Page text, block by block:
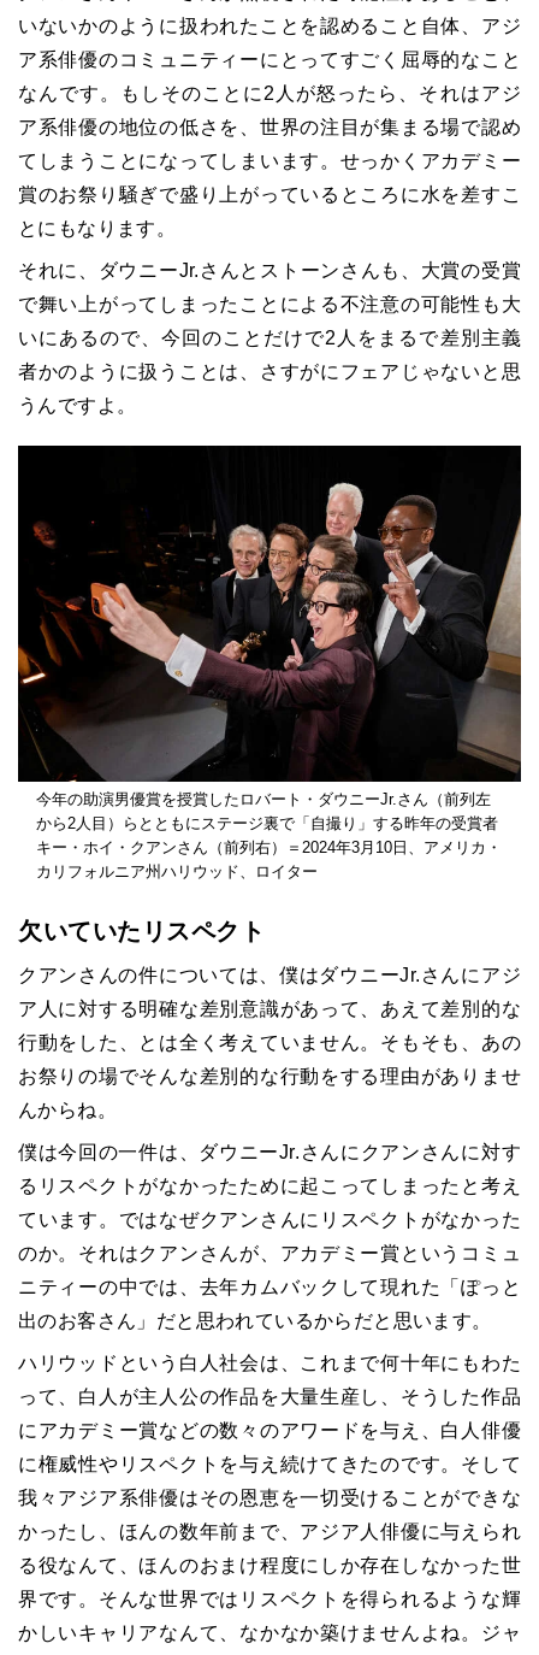
いないかのように扱われたことを認めること自体、アジ
ア系俳優のコミュニティーにとってすごく屈辱的なこと
なんです。もしそのことに2人が怒ったら、それはアジ
ア系俳優の地位の低さを、世界の注目が集まる場で認め
てしまうことになってしまいます。せっかくアカデミー
賞のお祭り騒ぎで盛り上がっているところに水を差すこ
とにもなります。
それに、ダウニーJr.さんとストーンさんも、大賞の受賞
で舞い上がってしまったことによる不注意の可能性も大
いにあるので、今回のことだけで2人をまるで差別主義
者かのように扱うことは、さすがにフェアじゃないと思
うんですよ。
今年の助演男優賞を授賞したロバート・ダウニーJr.さん（前列左
から2人目）らとともにステージ裏で「自撮り」する昨年の受賞者
キー・ホイ・クアンさん（前列右）＝2024年3月10日、アメリカ・
カリフォルニア州ハリウッド、ロイター
欠いていたリスペクト
クアンさんの件については、僕はダウニーJr.さんにアジ
ア人に対する明確な差別意識があって、あえて差別的な
行動をした、とは全く考えていません。そもそも、あの
お祭りの場でそんな差別的な行動をする理由がありませ
んからね。
僕は今回の一件は、ダウニーJr.さんにクアンさんに対す
るリスペクトがなかったために起こってしまったと考え
ています。ではなぜクアンさんにリスペクトがなかった
のか。それはクアンさんが、アカデミー賞というコミュ
ニティーの中では、去年カムバックして現れた「ぽっと
出のお客さん」だと思われているからだと思います。
ハリウッドという白人社会は、これまで何十年にもわた
って、白人が主人公の作品を大量生産し、そうした作品
にアカデミー賞などの数々のアワードを与え、白人俳優
に権威性やリスペクトを与え続けてきたのです。そして
我々アジア系俳優はその恩恵を一切受けることができな
かったし、ほんの数年前まで、アジア人俳優に与えられ
る役なんて、ほんのおまけ程度にしか存在しなかった世
界です。そんな世界ではリスペクトを得られるような輝
かしいキャリアなんて、なかなか築けませんよね。ジャ